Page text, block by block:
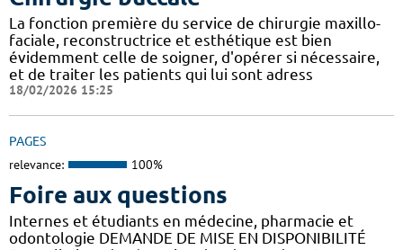
La fonction première du service de chirurgie maxillo-
faciale, reconstructrice et esthétique est bien
évidemment celle de soigner, d'opérer si nécessaire,
et de traiter les patients qui lui sont adress
18/02/2026 15:25
PAGES
relevance: 100%
Foire aux questions
Internes et étudiants en médecine, pharmacie et
odontologie DEMANDE DE MISE EN DISPONIBILITÉ